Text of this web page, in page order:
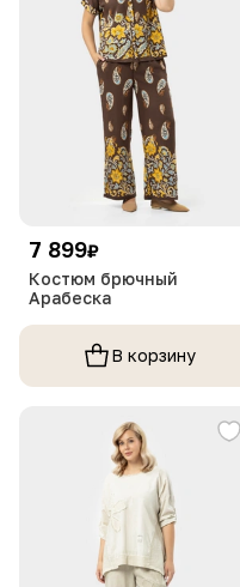
7 899₽
Костюм брючный
Арабеска
В корзину